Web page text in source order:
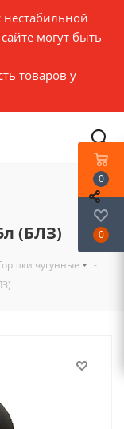
нестабильной
могут быть
товаров у
(БЛЗ)
чугунные
-
0
0